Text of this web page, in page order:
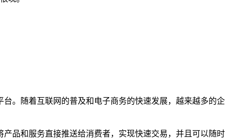
。随着互联网的普及和电子商务的快速发展，越来越多的企
品和服务直接推送给消费者，实现快速交易，并且可以随时